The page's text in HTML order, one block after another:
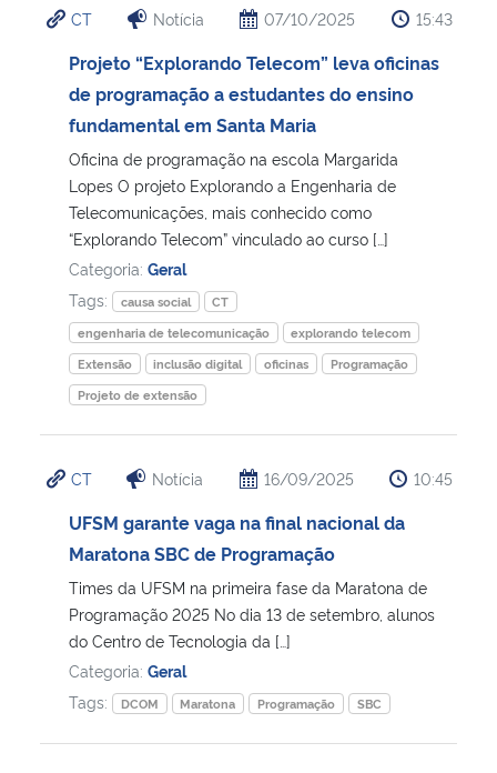
Ministério da Cidadania
Ministério da Saúde
Ministério de Minas e Energia
Ministério da Ciência, Tecnologia, Inovações e Comunicações
Ministério do Meio Ambiente
Ministério do Turismo
Ministério do Desenvolvimento Regional
Controladoria-Geral da União
Ministério da Mulher, da Família e dos Direitos Humanos
Secretaria-Geral
Secretaria de Governo
Gabinete de Segurança Institucional
CT Notícia 07/10/2025 15:43
Projeto “Explorando Telecom” leva oficinas
de programação a estudantes do ensino
fundamental em Santa Maria
Oficina de programação na escola Margarida
Lopes O projeto Explorando a Engenharia de
Telecomunicações, mais conhecido como
“Explorando Telecom” vinculado ao curso […]
Categoria: Geral
Tags:
causa social
CT
engenharia de telecomunicação
explorando telecom
Extensão
inclusão digital oficinas
Programação
Projeto de extensão
CT Notícia 16/09/2025 10:45
UFSM garante vaga na final nacional da
Maratona SBC de Programação
Times da UFSM na primeira fase da Maratona de
Programação 2025 No dia 13 de setembro, alunos
do Centro de Tecnologia da […]
Categoria: Geral
Tags:
DCOM Maratona Programação SBC